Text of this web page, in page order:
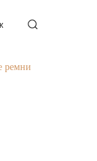
ремни